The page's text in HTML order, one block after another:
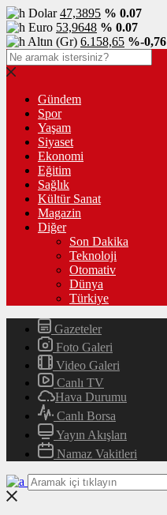
Dolar47,3895 % 0.07
Euro 53,9648 % 0.07
Altın (Gr) 6.158,65 %-0,76
Gündem
Spor
Yaşam
Siyaset
Ekonomi
Eğitim
Sağlık
Kültür Sanat
Magazin
Diğer
Son Dakika
Teknoloji
Otomativ
Dünya
Türkiye
Gazeteler
Foto Galeri
Video Galeri
Canlı TV
Hava Durumu
Canlı Borsa
Yayın Akışları
Namaz Vakitleri